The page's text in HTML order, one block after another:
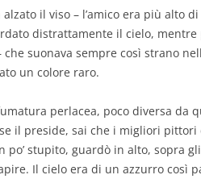
PASQUALE
RICCARDO FERRAZZI
STEFANIE GOLISCH
il viso – l’amico era più alto
distrattamente il cielo, mentre
suonava sempre così strano
un colore raro.
perlacea, poco diversa da
il preside, sai che i migliori
po’ stupito, guardò in alto, sopra
Il cielo era di un azzurro così